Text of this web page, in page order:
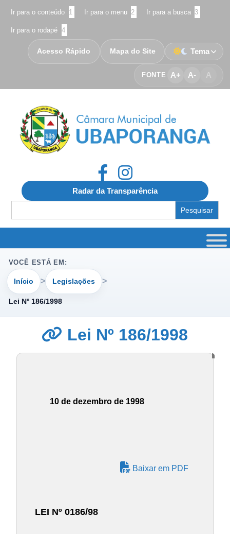
Ir para o conteúdo 1 Ir para o menu 2 Ir para a busca 3
Ir para o rodapé 4
FONTE A+ A- A
Acesso Rápido Mapa do Site Tema
Radar da Transparência
for:
VOCÊ ESTÁ EM:
Início Legislações
Lei Nº 186/1998
Lei Nº 186/1998
10 de dezembro de 1998
Baixar em PDF
LEI Nº 0186/98